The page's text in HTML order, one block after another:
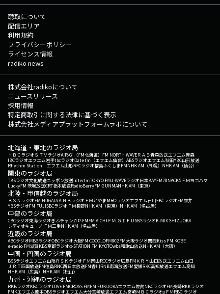
聴取について
配信エリア
利用規約
プライバシーポリシー
ライセンス情報
radiko news
株式会社radikoについて
ニュースリリース
採用情報
特定商取引に関する法律に基づく表示
株式会社メディアプラットフォームラボについて
北海道・東北のラジオ局
ＨＢＣラジオＳＴＶラジオAIR-G'（FM北海道） FM NORTH WAVEＲＡＢ青森放送エフエム青森
IBCラジオエフエム岩手tbcラジオDate fm（エフエム仙台） ABSラジオエフエム秋田YBC山形放送
Rhythm Station エフエム山形RFCラジオ福島ふくしまFMNHK AM（札幌） NHK AM（仙台）
関東のラジオ局
TBSラジオ文化放送ニッポン放送interfmTOKYO FMJ-WAVEラジオ日本BAYFM78NACK5 ＦＭヨコハマ
LuckyFM 茨城放送CRT栃木放送RadioBerryFM GUNMANHK AM（東京）
北陸・甲信越のラジオ局
ＢＳＮラジオFM NIIGATAＫＮＢラジオ ＦＭとやまMROラジオエフエム石川FBCラジオFM福井
YBSラジオFM FUJISBCラジオ ＦＭ長野NHK AM（東京） NHK AM（名古屋）
中部のラジオ局
CBCラジオ東海ラジオぎふチャンZIP-FMFM AICHI ＦＭ ＧＩＦＵ SBSラジオK-MIX SHIZUOKA
レディオキューブ ＦＭ三重NHK AM（名古屋）
近畿のラジオ局
ABCラジオMBSラジオOBCラジオ大阪FM COCOLOFM802FM大阪ラジオ関西Kiss FM KOBE
e-radio FM滋賀KBS京都ラジオα-STATION FM KYOTOwbs和歌山放送NHK AM（大阪）
中国・四国のラジオ局
BSSラジオエフエム山陰ＲＳＫラジオ ＦＭ岡山RCCラジオ広島FM ＫＲＹ山口放送エフエム山口
ＪＲＴ四国放送FM徳島RNC西日本放送FM香川RNB南海放送FM愛媛RKC高知放送エフエム高知
NHK AM（広島） NHK AM（松山）
九州・沖縄のラジオ局
RKBラジオKBCラジオLOVE FMCROSS FMFM FUKUOKAエフエム佐賀NBCラジオFM長崎RKKラジオ
FMKエフエム熊本OBSラジオエフエム大分宮崎放送エフエム宮崎ＭＢＣラジオμＦＭRBCiラジオ